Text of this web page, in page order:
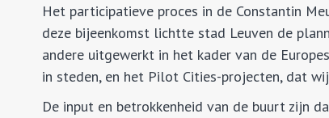
Het participatieve proces in de Constantin
deze bijeenkomst lichtte stad Leuven de
andere uitgewerkt in het kader van de
in steden, en het Pilot Cities-projecten, dat
De input en betrokkenheid van de buurt zijn